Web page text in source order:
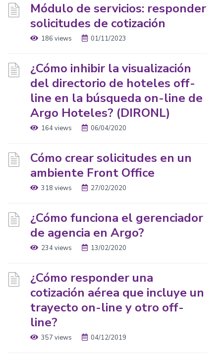
Módulo de servicios: responder
solicitudes de cotización
186 views 01/11/2023
¿Cómo inhibir la visualización
del directorio de hoteles off-
line en la búsqueda on-line de
Argo Hoteles? (DIRONL)
164 views 06/04/2020
Cómo crear solicitudes en un
ambiente Front Office
318 views 27/02/2020
¿Cómo funciona el gerenciador
de agencia en Argo?
234 views 13/02/2020
¿Cómo responder una
cotización aérea que incluye un
trayecto on-line y otro off-
line?
357 views 04/12/2019